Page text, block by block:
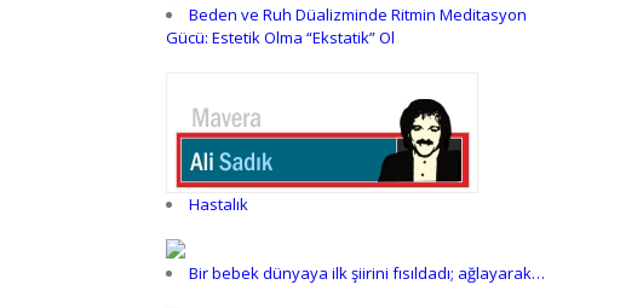
Beden ve Ruh Düalizminde Ritmin Meditasyon
Gücü: Estetik Olma “Ekstatik” Ol
Hastalık
Bir bebek dünyaya ilk şiirini fısıldadı; ağlayarak…